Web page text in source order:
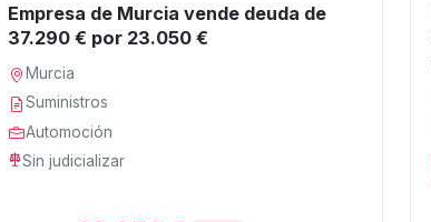
Empresa de Murcia vende deuda de
37.290 € por 23.050 €
Murcia
Suministros
Automoción
Sin judicializar